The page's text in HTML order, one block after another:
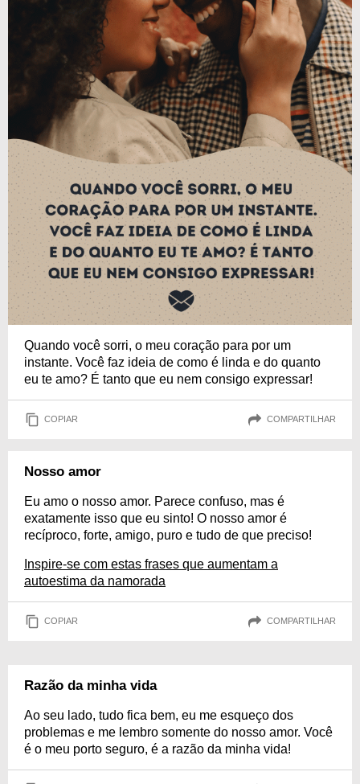
Quando você sorri, o meu coração para por um
instante. Você faz ideia de como é linda e do quanto
eu te amo? É tanto que eu nem consigo expressar!
COPIAR COMPARTILHAR
Nosso amor
Eu amo o nosso amor. Parece confuso, mas é
exatamente isso que eu sinto! O nosso amor é
recíproco, forte, amigo, puro e tudo de que preciso!
Inspire-se com estas frases que aumentam a
autoestima da namorada
COPIAR COMPARTILHAR
Razão da minha vida
Ao seu lado, tudo fica bem, eu me esqueço dos
problemas e me lembro somente do nosso amor. Você
é o meu porto seguro, é a razão da minha vida!